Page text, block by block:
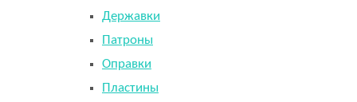
Державки
Патроны
Оправки
Пластины